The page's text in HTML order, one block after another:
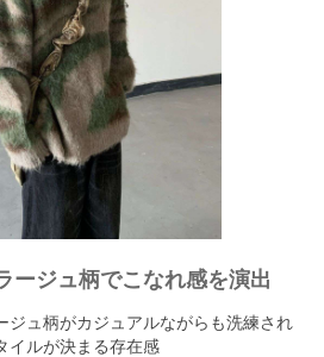
ージュ柄でこなれ感を演出
ジュ柄がカジュアルながらも洗練され
イルが決まる存在感